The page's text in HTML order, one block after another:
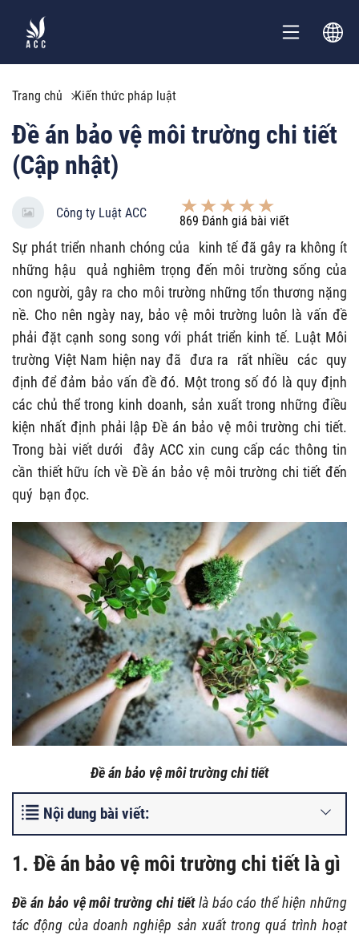
Trang chủ Kiến thức pháp luật
Đề án bảo vệ môi trường chi tiết
(Cập nhật)
Công ty Luật ACC
869 Đánh giá bài viết
Sự phát triển nhanh chóng của kinh tế đã gây ra không ít
những hậu quả nghiêm trọng đến môi trường sống của
con người, gây ra cho môi trường những tổn thương nặng
nề. Cho nên ngày nay, bảo vệ môi trường luôn là vấn đề
phải đặt cạnh song song với phát triển kinh tế. Luật Môi
trường Việt Nam hiện nay đã đưa ra rất nhiều các quy
định để đảm bảo vấn đề đó. Một trong số đó là quy định
các chủ thể trong kinh doanh, sản xuất trong những điều
kiện nhất định phải lập Đề án bảo vệ môi trường chi tiết.
Trong bài viết dưới đây ACC xin cung cấp các thông tin
cần thiết hữu ích về Đề án bảo vệ môi trường chi tiết đến
quý bạn đọc.
Đề án bảo vệ môi trường chi tiết
Nội dung bài viết:
1. Đề án bảo vệ môi trường chi tiết là gì
Đề án bảo vệ môi trường chi tiếtlà báo cáo thể hiện những
tác động của doanh nghiệp sản xuất trong quá trình hoạt